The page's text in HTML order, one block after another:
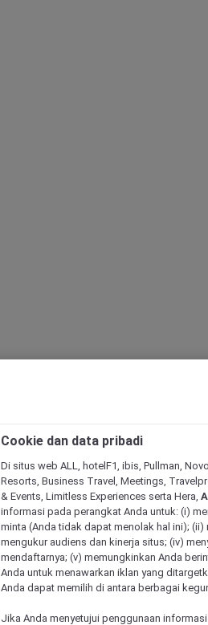
Cookie dan data pribadi
Di situs web ALL, hotelF1, ibis, Pullman,
Resorts, Business Travel, Meetings,
& Events, Limitless Experiences serta Hera,
informasi pada perangkat Anda untuk: (i)
minta (Anda tidak dapat menolak hal ini);
mengukur audiens dan kinerja situs; (iv)
mendaftarnya; (v) memungkinkan Anda
Anda untuk menawarkan iklan yang
Anda dapat memilih di antara berbagai
Jika Anda menyetujui penggunaan